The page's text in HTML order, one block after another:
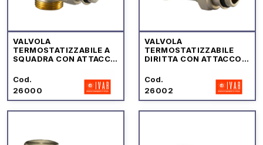
VALVOLA
TERMOSTATIZZABILE A
SQUADRA CON ATTACCO
STANDARD" IVAR
Cod.
26000
VALVOLA
TERMOSTATIZZABILE
DIRITTA CON ATTACCO
STANDARD" IVAR
Cod.
26002